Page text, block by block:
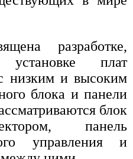
разработке,
плат
низким и высоким
блока и панели
блок
панель
управления и